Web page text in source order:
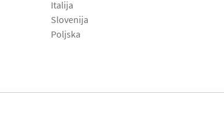
Italija
Slovenija
Poljska